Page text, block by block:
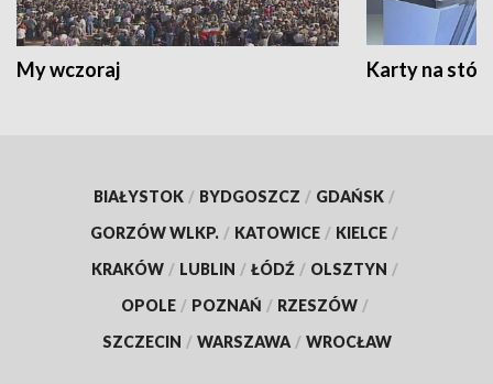
My wczoraj Karty na
BIAŁYSTOK / BYDGOSZCZ / GDAŃSK /
GORZÓW WLKP. / KATOWICE / KIELCE /
KRAKÓW / LUBLIN / ŁÓDŹ / OLSZTYN /
OPOLE / POZNAŃ / RZESZÓW /
SZCZECIN / WARSZAWA / WROCŁAW